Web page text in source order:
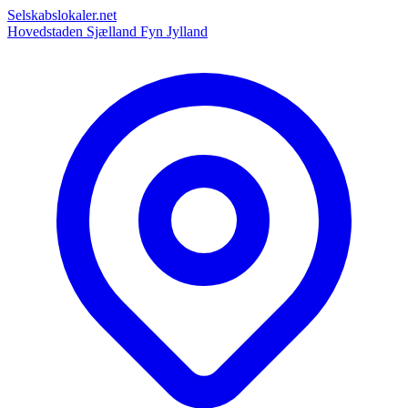
Selskabslokaler.net
Hovedstaden Sjælland Fyn Jylland